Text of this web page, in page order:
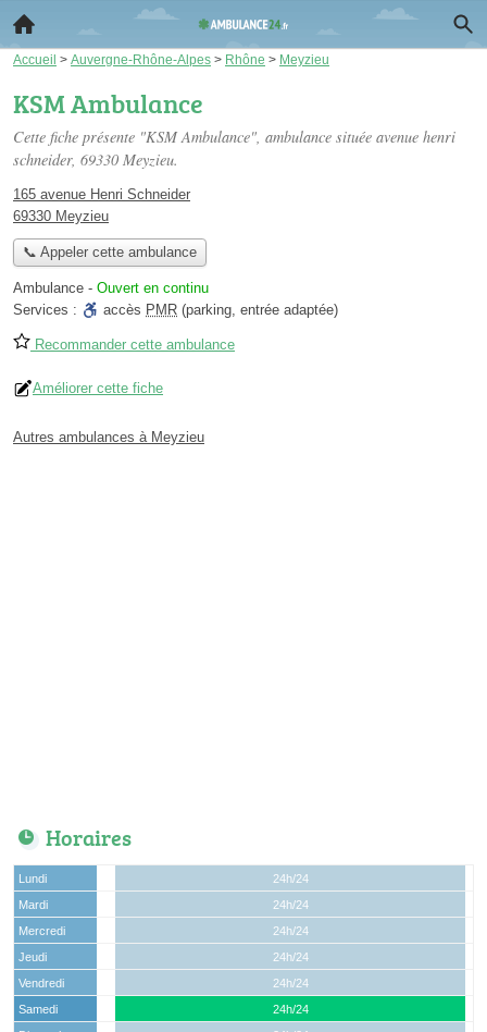
Accueil > Auvergne-Rhône-Alpes > Rhône > Meyzieu
KSM Ambulance
Cette fiche présente "KSM Ambulance", ambulance située avenue henri
schneider, 69330 Meyzieu.
165 avenue Henri Schneider
69330 Meyzieu
📞 Appeler cette ambulance
Ambulance - Ouvert en continu
Services :
accès PMR (parking, entrée adaptée)
Recommander cette ambulance
Améliorer cette fiche
Autres ambulances à Meyzieu
Horaires
Lundi
24h/24
Mardi
24h/24
Mercredi
24h/24
Jeudi
24h/24
Vendredi
24h/24
Samedi
24h/24